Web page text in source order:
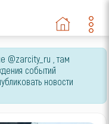
@zarcity_ru , там
событий
новости